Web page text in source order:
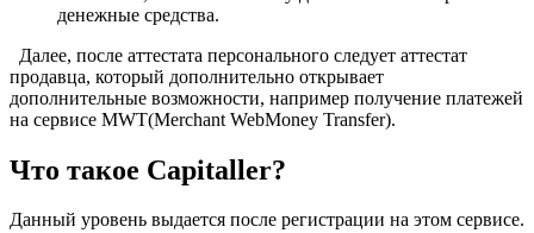
денежные средства.
Далее, после аттестата персонального следует аттестат
продавца, который дополнительно открывает
дополнительные возможности, например получение платежей
на сервисе MWT(Merchant WebMoney Transfer).
Что такое Capitaller?
Данный уровень выдается после регистрации на этом сервисе.